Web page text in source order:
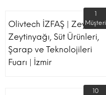
Olivtech İZFAŞ | Zeytin,
Zeytinyağı, Süt Ürünleri,
Şarap ve Teknolojileri
Fuarı | İzmir
1
Müşteri
10